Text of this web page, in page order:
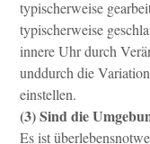
typischerweise
typischerweise
innere Uhr durch
unddurch die
einstellen.
(3) Sind die
Es ist